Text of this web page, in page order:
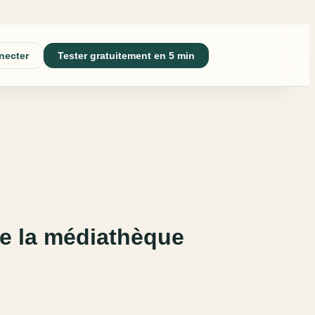
Tester gratuitement en 5 min
la médiathèque